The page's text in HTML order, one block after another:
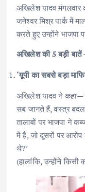
अखिलेश यादव
जनेश्वर मिश्र पार्क में
करते हुए उन्होंने
अखिलेश की 5 बड़ी बातें
‘यूपी का सबसे बड़ा
अखिलेश यादव ने कहा—
सब जानते हैं, वस्त्र
तालाबों पर भाजपा ने
में हैं, जो दूसरों पर
थे?’
(हालांकि, उन्होंने किसी